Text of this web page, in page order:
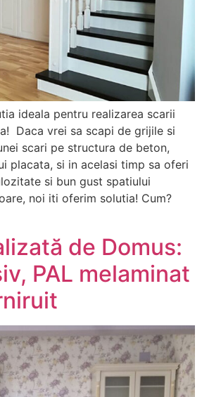
ideala pentru realizarea scarii
Daca vrei sa scapi de grijile si
scari pe structura de beton,
placata, si in acelasi timp sa oferi
si bun gust spatiului
noi iti oferim solutia! Cum?
de Domus:
PAL melaminat